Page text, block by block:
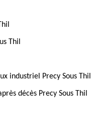
Thil
industriel Precy Sous Thil
décès Precy Sous Thil